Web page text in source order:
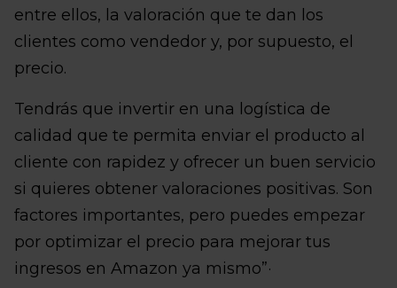
entre ellos, la valoración que te dan los
clientes como vendedor y, por supuesto, el
precio.
Tendrás que invertir en una logística de
calidad que te permita enviar el producto al
cliente con rapidez y ofrecer un buen servicio
si quieres obtener valoraciones positivas. Son
factores importantes, pero puedes empezar
por optimizar el precio para mejorar tus
ingresos en Amazon ya mismo”·